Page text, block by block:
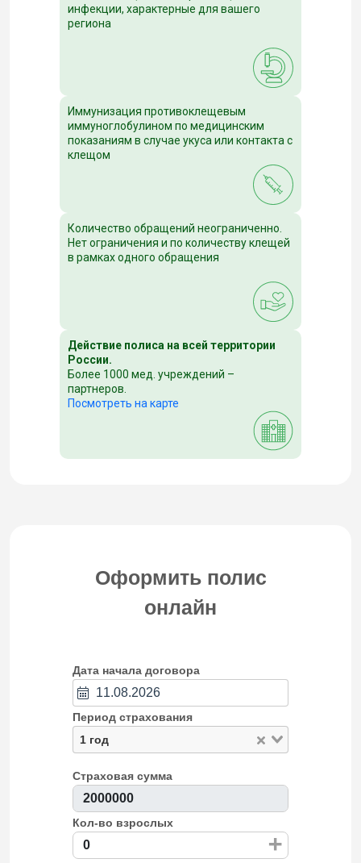
инфекции, характерные для вашего
региона
Иммунизация противоклещевым
иммуноглобулином по медицинским
показаниям в случае укуса или контакта с
клещом
Количество обращений неограниченно.
Нет ограничения и по количеству клещей
в рамках одного обращения
Действие полиса на всей территории
России.
Более 1000 мед. учреждений –
партнеров.
Посмотреть на карте
Оформить полис
онлайн
Дата начала договора
Период страхования
1 год
Страховая сумма
Кол-во взрослых
+